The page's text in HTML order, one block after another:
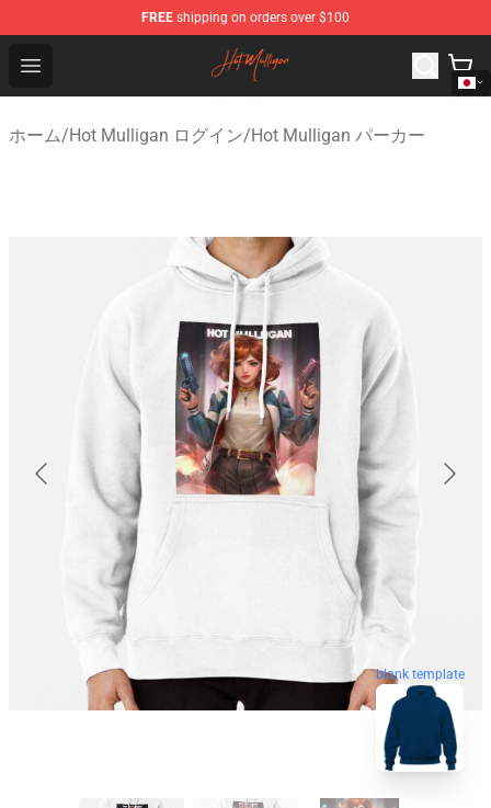
FREE shipping on orders over $100
Open menu
Hot Mulligan Shop - Official Hot Mulligan Merchandise
ホーム/Hot Mulligan ログイン/Hot Mulligan パーカー
blank template